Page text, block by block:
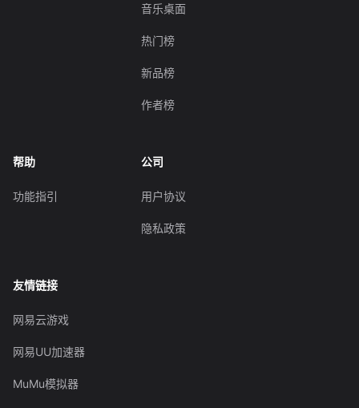
音乐桌面
热门榜
新品榜
作者榜
帮助
功能指引
公司
用户协议
隐私政策
友情链接
网易云游戏
网易UU加速器
MuMu模拟器